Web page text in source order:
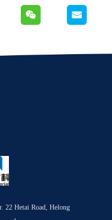
22 Hetai Road, Helong